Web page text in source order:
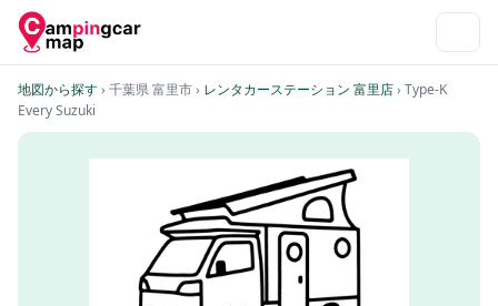
地図から探す› 千葉県 富里市› レンタカーステーション 富里店› Type-K
Every Suzuki